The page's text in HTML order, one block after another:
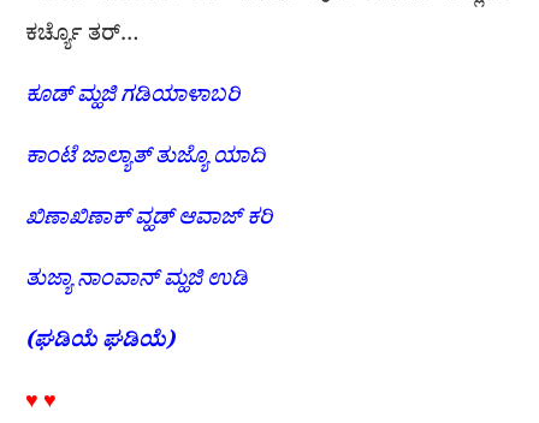
ಕರ್ಚ್ಯೊ ತರ್…
ಕೂಡ್ಮ್ಹಜಿಗಡಿಯಾಳಾಬರಿ
ಕಾಂಟೆಜಾಲ್ಯಾತ್ತುಜ್ಯೊ ಯಾದಿ
ಖಿಣಾಖಿಣಾಕ್ವ್ಹಡ್ ಆವಾಜ್ ಕರಿ
ತುಜ್ಯಾನಾಂವಾನ್ಮ್ಹಜಿ ಉಡಿ
(ಘಡಿಯೆಘಡಿಯೆ)
♥ ♥